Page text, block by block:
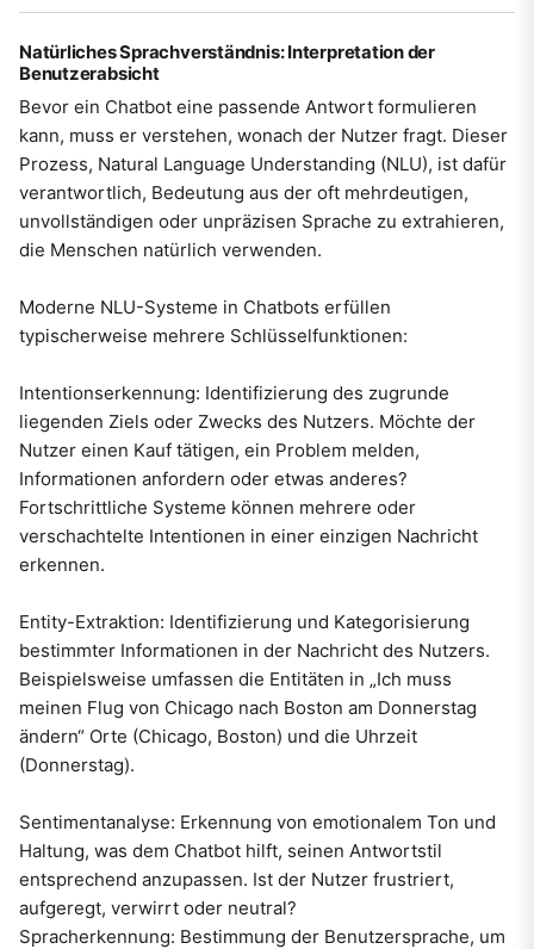
Natürliches Sprachverständnis: Interpretation der
Benutzerabsicht
Bevor ein Chatbot eine passende Antwort formulieren
kann, muss er verstehen, wonach der Nutzer fragt. Dieser
Prozess, Natural Language Understanding (NLU), ist dafür
verantwortlich, Bedeutung aus der oft mehrdeutigen,
unvollständigen oder unpräzisen Sprache zu extrahieren,
die Menschen natürlich verwenden.
Moderne NLU-Systeme in Chatbots erfüllen
typischerweise mehrere Schlüsselfunktionen:
Intentionserkennung: Identifizierung des zugrunde
liegenden Ziels oder Zwecks des Nutzers. Möchte der
Nutzer einen Kauf tätigen, ein Problem melden,
Informationen anfordern oder etwas anderes?
Fortschrittliche Systeme können mehrere oder
verschachtelte Intentionen in einer einzigen Nachricht
erkennen.
Entity-Extraktion: Identifizierung und Kategorisierung
bestimmter Informationen in der Nachricht des Nutzers.
Beispielsweise umfassen die Entitäten in „Ich muss
meinen Flug von Chicago nach Boston am Donnerstag
ändern“ Orte (Chicago, Boston) und die Uhrzeit
(Donnerstag).
Sentimentanalyse: Erkennung von emotionalem Ton und
Haltung, was dem Chatbot hilft, seinen Antwortstil
entsprechend anzupassen. Ist der Nutzer frustriert,
aufgeregt, verwirrt oder neutral?
Spracherkennung: Bestimmung der Benutzersprache, um